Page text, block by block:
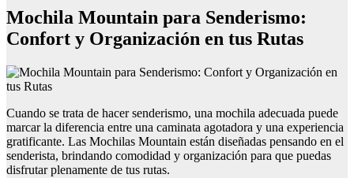
Mochila Mountain para Senderismo:
Confort y Organización en tus Rutas
Cuando se trata de hacer senderismo, una mochila adecuada puede
marcar la diferencia entre una caminata agotadora y una experiencia
gratificante. Las Mochilas Mountain están diseñadas pensando en el
senderista, brindando comodidad y organización para que puedas
disfrutar plenamente de tus rutas.